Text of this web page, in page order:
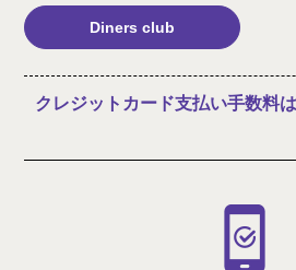
Diners club
クレジットカード支払い手数料